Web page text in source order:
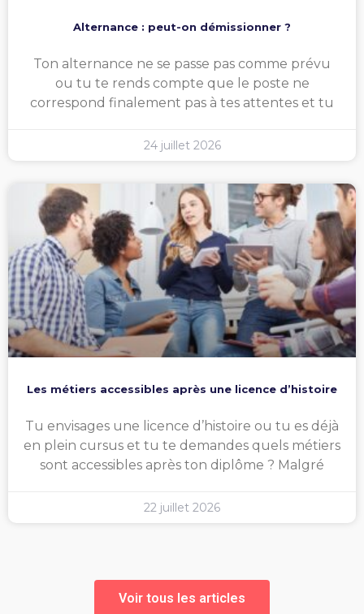
Alternance : peut-on démissionner ?
Ton alternance ne se passe pas comme prévu
ou tu te rends compte que le poste ne
correspond finalement pas à tes attentes et tu
24 juillet 2026
Les métiers accessibles après une licence d’histoire
Tu envisages une licence d’histoire ou tu es déjà
en plein cursus et tu te demandes quels métiers
sont accessibles après ton diplôme ? Malgré
22 juillet 2026
Voir tous les articles